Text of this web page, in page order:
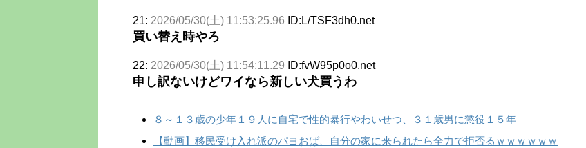
21: 2026/05/30(土) 11:53:25.96 ID:L/TSF3dh0.net
買い替え時やろ
22: 2026/05/30(土) 11:54:11.29 ID:fvW95p0o0.net
申し訳ないけどワイなら新しい犬買うわ
８～１３歳の少年１９人に自宅で性的暴行やわいせつ、３１歳男に懲役１５年
【動画】移民受け入れ派のパヨおば、自分の家に来られたら全力で拒否るｗｗｗｗｗｗ